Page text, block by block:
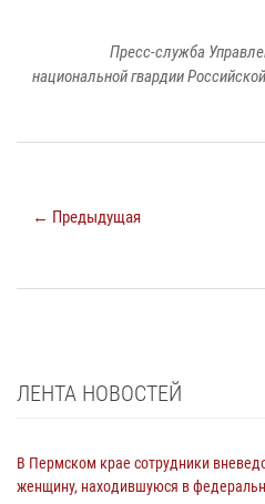
Пресс-служба
национальной гвардии
← Предыдущая
ЛЕНТА НОВОСТЕЙ
В Пермском крае сотрудники
женщину, находившуюся в